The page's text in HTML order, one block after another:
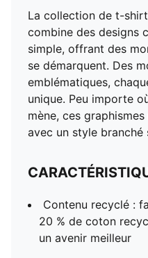
La collection de t-
combine des designs
simple, offrant des
se démarquent. Des
emblématiques,
unique. Peu importe
mène, ces
avec un style branché
Contenu recyclé :
20 % de coton
un avenir meilleur